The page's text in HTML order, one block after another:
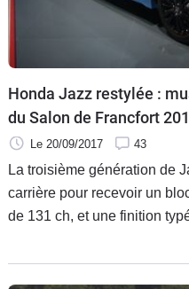
Services
Forum
Moto
Marques
Honda Jazz restylée :
du Salon de Francfort
Le 20/09/2017 43
La troisième génération de
carrière pour recevoir un
de 131 ch, et une finition